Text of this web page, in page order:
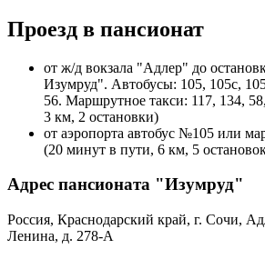
Проезд в пансионат
от ж/д вокзала "Адлер" до
Изумруд". Автобусы: 105, 105с,
56. Маршрутное такси: 117, 134,
3 км, 2 остановки)
от аэропорта автобус №105 или
(20 минут в пути, 6 км, 5
Адрес пансионата "Изумруд"
Россия, Краснодарский край, г. Сочи,
Ленина, д. 278-А